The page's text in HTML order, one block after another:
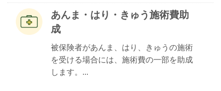
あんま・はり・きゅう施術費助
成
被保険者があんま、はり、きゅうの施術
を受ける場合には、施術費の一部を助成
します。...